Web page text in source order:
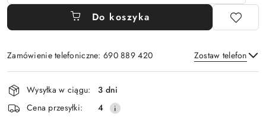
Do koszyka
Zamówienie telefoniczne: 690 889 420 Zostaw telefon
Wyślij
Dostępność
i
dostawa
Wysyłka w ciągu:
3 dni
Cena przesyłki:
4